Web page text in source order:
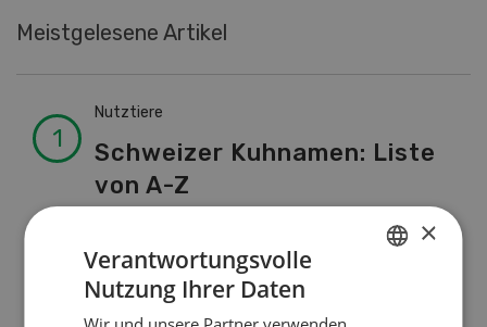
Meistgelesene Artikel
Nutztiere
Schweizer Kuhnamen: Liste
von A-Z
Betriebsführung
Ressourcen: Mit Fäusten
×
Verantwortungsvolle
Nutzung Ihrer Daten